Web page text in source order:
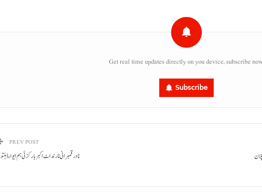
Get real time updates directly on you device, subscribe
Subscribe
PREV POST
نادر قمبرانی نا رند اٹ اکبر بارکزئی ہم ایوارڈ ہلتو 2